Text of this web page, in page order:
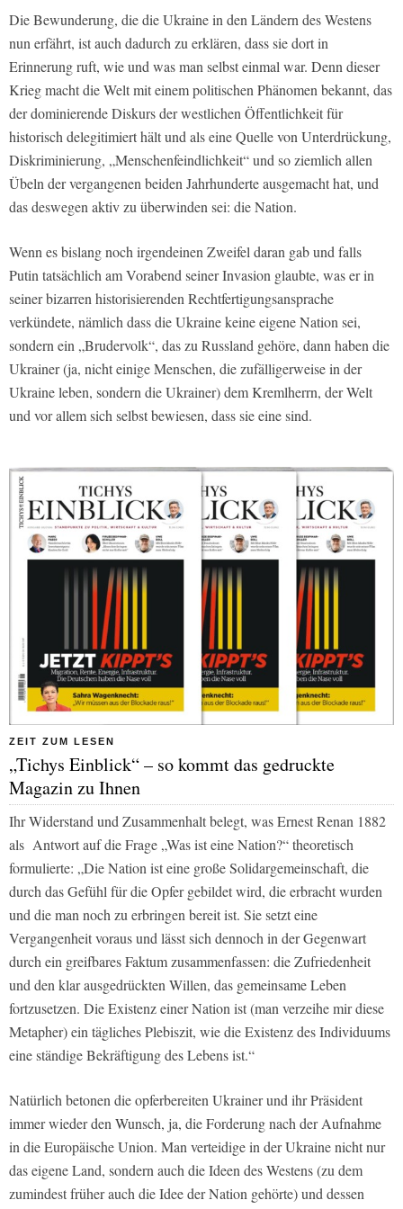
Die Bewunderung, die die Ukraine in den Ländern des Westens
nun erfährt, ist auch dadurch zu erklären, dass sie dort in
Erinnerung ruft, wie und was man selbst einmal war. Denn dieser
Krieg macht die Welt mit einem politischen Phänomen bekannt, das
der dominierende Diskurs der westlichen Öffentlichkeit für
historisch delegitimiert hält und als eine Quelle von Unterdrückung,
Diskriminierung, „Menschenfeindlichkeit“ und so ziemlich allen
Übeln der vergangenen beiden Jahrhunderte ausgemacht hat, und
das deswegen aktiv zu überwinden sei: die Nation.
Wenn es bislang noch irgendeinen Zweifel daran gab und falls
Putin tatsächlich am Vorabend seiner Invasion glaubte, was er in
seiner bizarren historisierenden Rechtfertigungsansprache
verkündete, nämlich dass die Ukraine keine eigene Nation sei,
sondern ein „Brudervolk“, das zu Russland gehöre, dann haben die
Ukrainer (ja, nicht einige Menschen, die zufälligerweise in der
Ukraine leben, sondern die Ukrainer) dem Kremlherrn, der Welt
und vor allem sich selbst bewiesen, dass sie eine sind.
ZEIT ZUM LESEN
„Tichys Einblick“ – so kommt das gedruckte
Magazin zu Ihnen
Ihr Widerstand und Zusammenhalt belegt, was Ernest Renan 1882
als Antwort auf die Frage „Was ist eine Nation?“ theoretisch
formulierte: „Die Nation ist eine große Solidargemeinschaft, die
durch das Gefühl für die Opfer gebildet wird, die erbracht wurden
und die man noch zu erbringen bereit ist. Sie setzt eine
Vergangenheit voraus und lässt sich dennoch in der Gegenwart
durch ein greifbares Faktum zusammenfassen: die Zufriedenheit
und den klar ausgedrückten Willen, das gemeinsame Leben
fortzusetzen. Die Existenz einer Nation ist (man verzeihe mir diese
Metapher) ein tägliches Plebiszit, wie die Existenz des Individuums
eine ständige Bekräftigung des Lebens ist.“
Natürlich betonen die opferbereiten Ukrainer und ihr Präsident
immer wieder den Wunsch, ja, die Forderung nach der Aufnahme
in die Europäische Union. Man verteidige in der Ukraine nicht nur
das eigene Land, sondern auch die Ideen des Westens (zu dem
zumindest früher auch die Idee der Nation gehörte) und dessen